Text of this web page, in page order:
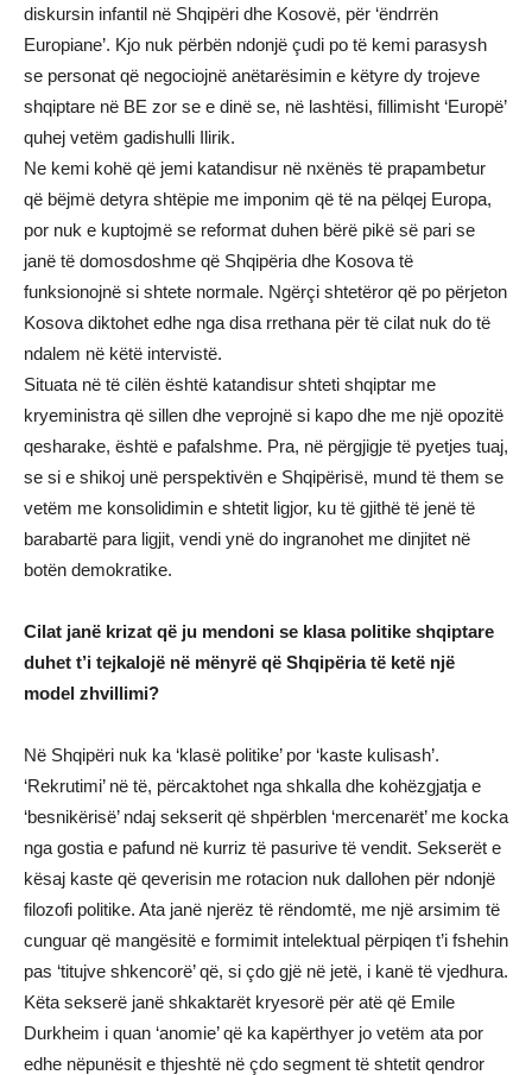
diskursin infantil në Shqipëri dhe Kosovë, për ‘ëndrrën
Europiane’. Kjo nuk përbën ndonjë çudi po të kemi parasysh
se personat që negociojnë anëtarësimin e këtyre dy trojeve
shqiptare në BE zor se e dinë se, në lashtësi, fillimisht ‘Europë’
quhej vetëm gadishulli Ilirik.
Ne kemi kohë që jemi katandisur në nxënës të prapambetur
që bëjmë detyra shtëpie me imponim që të na pëlqej Europa,
por nuk e kuptojmë se reformat duhen bërë pikë së pari se
janë të domosdoshme që Shqipëria dhe Kosova të
funksionojnë si shtete normale. Ngërçi shtetëror që po përjeton
Kosova diktohet edhe nga disa rrethana për të cilat nuk do të
ndalem në këtë intervistë.
Situata në të cilën është katandisur shteti shqiptar me
kryeministra që sillen dhe veprojnë si kapo dhe me një opozitë
qesharake, është e pafalshme. Pra, në përgjigje të pyetjes tuaj,
se si e shikoj unë perspektivën e Shqipërisë, mund të them se
vetëm me konsolidimin e shtetit ligjor, ku të gjithë të jenë të
barabartë para ligjit, vendi ynë do ingranohet me dinjitet në
botën demokratike.
Cilat janë krizat që ju mendoni se klasa politike shqiptare
duhet t’i tejkalojë në mënyrë që Shqipëria të ketë një
model zhvillimi?
Në Shqipëri nuk ka ‘klasë politike’ por ‘kaste kulisash’.
‘Rekrutimi’ në të, përcaktohet nga shkalla dhe kohëzgjatja e
‘besnikërisë’ ndaj sekserit që shpërblen ‘mercenarët’ me kocka
nga gostia e pafund në kurriz të pasurive të vendit. Sekserët e
kësaj kaste që qeverisin me rotacion nuk dallohen për ndonjë
filozofi politike. Ata janë njerëz të rëndomtë, me një arsimim të
cunguar që mangësitë e formimit intelektual përpiqen t’i fshehin
pas ‘titujve shkencorë’ që, si çdo gjë në jetë, i kanë të vjedhura.
Këta sekserë janë shkaktarët kryesorë për atë që Emile
Durkheim i quan ‘anomie’ që ka kapërthyer jo vetëm ata por
edhe nëpunësit e thjeshtë në çdo segment të shtetit qendror